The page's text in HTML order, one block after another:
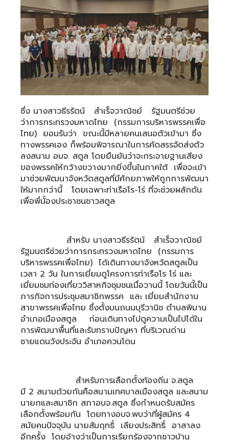
ซึ่ง นางสาวธีรรัตน์ สำเร็จวาณิชย์ รัฐมนตรีช่วย
ว่าการกระทรวงมหาดไทย (กรรมการบริหารพรรคเพื่อ
ไทย) ยอมรับว่า ขณะนี้มีหลายคนเสนอตัวเข้ามา ซึ่ง
ทางพรรคเอง ก็พร้อมพิจารณาในการคัดสรรจัดส่งตัว
ลงสนาม อบจ. สตูล โดยยืนยันว่าจะกระจายฐานเสียง
ของพรรคให้กว้างขวางมากยิ่งขึ้นในภาคใต้ เพื่อจะเข้า
มาช่วยพัฒนาจังหวัดสตูลที่มีศักยภาพให้ถูกการพัฒนา
ให้มากกว่านี้ โดยเฉพาะท่าเรือโร-โร่ ที่จะช่วยผลักดัน
เพื่อพี่นั้องประชาชนชาวสตูล
สำหรับ นางสาวธีรรัตน์ สำเร็จวาณิชย์
รัฐมนตรีช่วยว่าการกระทรวงมหาดไทย (กรรมการ
บริหารพรรคเพื่อไทย) ได้เดินทางมาจังหวัดสตูลเป็น
เวลา 2 วัน ในการเยี่ยมดูโครงการท่าเรือโร โร่ และ
เยี่ยมชมท่องเที่ยววิสาหกิจชุมชนเมื่อวานนี้ โดยวันนี้เป็น
ภารกิจการประชุมสมาชิกพรรค และ เยี่ยมสำนักงาน
สาขาพรรคเพื่อไทย ซึ่งตั้งบนถนนบุรีวานิช ตำบลพิมาน
อำเภอเมืองสตูล
ก่อนเดินทางไปดูความเป็นไปได้ใน
การพัฒนาพื้นที่และรับทราบปัญหา ที่บริเวณด่าน
ชายแดนวังประจัน อำเภอควนโดน
สำหรับการเลือกตั้งท้องถิ่น จ.สตูล
มี 2 สนามด้วยกันคือสนามเทศบาลเมืองสตูล และสนาม
นายกและสมาชิก สภาอบจ.สตูล ซึ่งกำหนดรับสมัคร
เลือกตั้งพร้อมกัน โดยทางอบจ.พบว่าที่ผู้สมัคร 4
สมัยคนปัจจุบัน นายสัมฤทธิ์ เลียงประสิทธิ์ อาสาลง
อีกครั้ง โดยอ้างว่าเป็นการเรียกร้องจากชาวบ้าน